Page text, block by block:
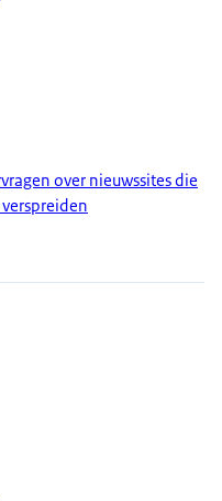
over nieuwssites die